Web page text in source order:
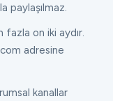
paylaşılmaz.
fazla on iki aydır.
adresine
kanallar